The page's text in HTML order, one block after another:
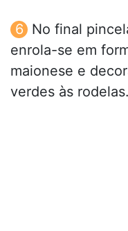
No final
enrola-se em
maionese e
verdes às rodelas.